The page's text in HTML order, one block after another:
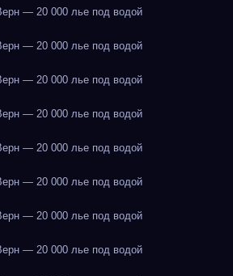
— 20 000 лье под водой
— 20 000 лье под водой
— 20 000 лье под водой
— 20 000 лье под водой
— 20 000 лье под водой
— 20 000 лье под водой
— 20 000 лье под водой
— 20 000 лье под водой